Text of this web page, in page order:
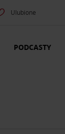
Ulubione
PODCASTY